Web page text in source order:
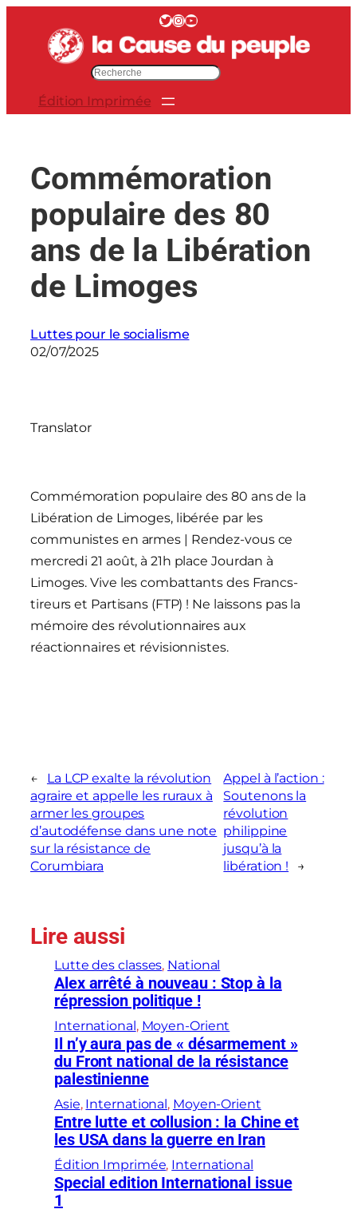
contenu
Twitter InstagramYouTube
c
e
r
Édition Imprimée
Commémoration
populaire des 80
ans de la Libération
de Limoges
Luttes pour le socialisme
02/07/2025
Translator
Commémoration populaire des 80 ans de la
Libération de Limoges, libérée par les
communistes en armes | Rendez-vous ce
mercredi 21 août, à 21h place Jourdan à
Limoges. Vive les combattants des Francs-
tireurs et Partisans (FTP) ! Ne laissons pas la
mémoire des révolutionnaires aux
réactionnaires et révisionnistes.
←
La LCP exalte la révolution
agraire et appelle les ruraux à
armer les groupes
d’autodéfense dans une note
sur la résistance de
Corumbiara
Appel à l’action :
Soutenons la
révolution
philippine
jusqu’à la
libération !
→
Lire aussi
Lutte des classes, National
Alex arrêté à nouveau : Stop à la
répression politique !
International , Moyen-Orient
Il n’y aura pas de « désarmement »
du Front national de la résistance
palestinienne
Asie, International , Moyen-Orient
Entre lutte et collusion : la Chine et
les USA dans la guerre en Iran
Édition Imprimée, International
Special edition International issue
1